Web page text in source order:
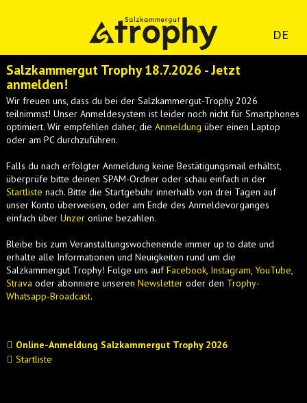
DE
Salzkammergut Trophy 18.7.2026 - Jetzt
anmelden!
Wir freuen uns, dass du bei der Salzkammergut-Trophy 2026
teilnimmst! Unser Anmeldesystem ist leider noch nicht für Smartphones
optimiert. Wir empfehlen daher, die Anmeldung über einen Laptop
oder am PC durchzuführen.
Falls du nach erfolgter Anmeldung keine Bestätigungsmail erhältst,
überprüfe bitte deinen SPAM-Ordner oder schau einfach in der
Startliste nach. Bitte die Startgebühr innerhalb von drei Tagen auf
unser Konto überweisen, oder am Ende des Anmeldevorganges
einfach über Unzer online bezahlen.
Bleibe bis zum Veranstaltungswochenende immer up to date und
erhalte alle Informationen und Neuigkeiten rund um die
Salzkammergut Trophy! Folge uns aufFacebook, Instagram, YouTube,
Strava oder abonniere unseren Newsletter oder den Trophy-
Whatsapp-Broadcast.
Online-Anmeldung Salzkammergut Trophy 2026
Startliste